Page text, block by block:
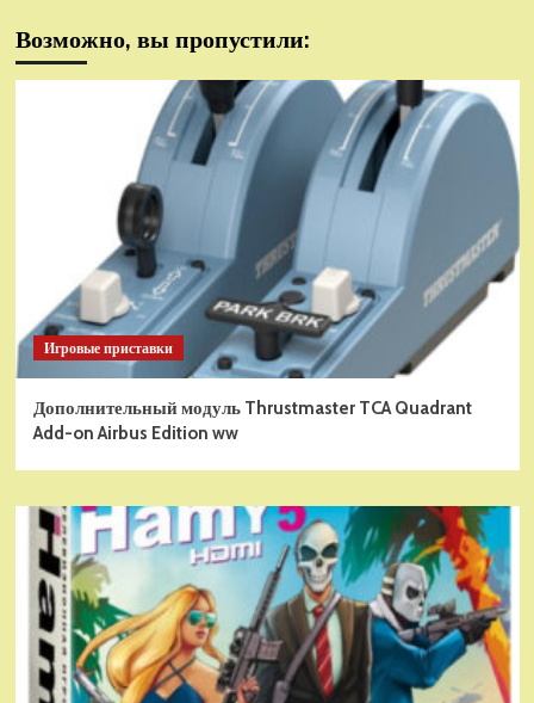
Возможно, вы пропустили:
Игровые приставки
Дополнительный модуль Thrustmaster TCA Quadrant
Add-on Airbus Edition ww